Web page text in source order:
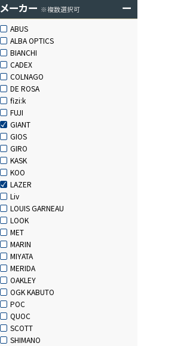
メーカー ※複数選択可 ー
ABUS
ALBA OPTICS
BIANCHI
CADEX
COLNAGO
DE ROSA
fizi:k
FUJI
GIANT
GIOS
GIRO
KASK
KOO
LAZER
Liv
LOUIS GARNEAU
LOOK
MET
MARIN
MIYATA
MERIDA
OAKLEY
OGK KABUTO
POC
QUOC
SCOTT
SHIMANO